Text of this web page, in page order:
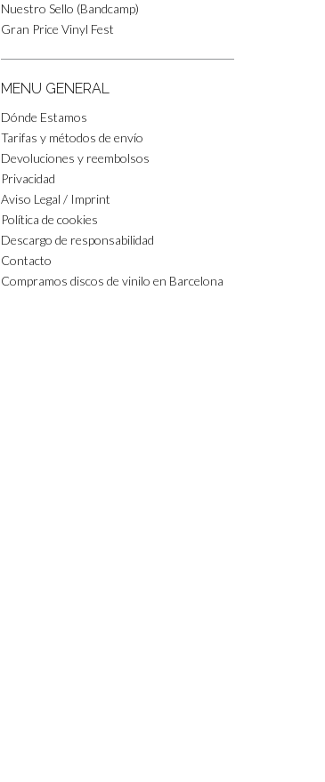
Nuestro Sello (Bandcamp)
Gran Price Vinyl Fest
MENU GENERAL
Dónde Estamos
Tarifas y métodos de envío
Devoluciones y reembolsos
Privacidad
Aviso Legal / Imprint
Política de cookies
Descargo de responsabilidad
Contacto
Compramos discos de vinilo en Barcelona